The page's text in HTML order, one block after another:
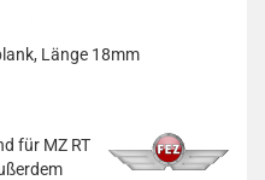
Länge 18mm
für MZ RT